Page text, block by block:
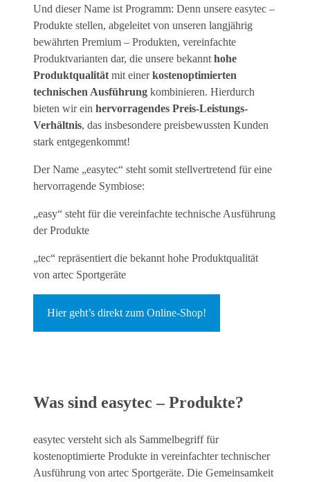
Und dieser Name ist Programm: Denn unsere easytec –
Produkte stellen, abgeleitet von unseren langjährig
bewährten Premium – Produkten, vereinfachte
Produktvarianten dar, die unsere bekannt hohe
Produktqualität mit einerkostenoptimierten
technischen Ausführung kombinieren. Hierdurch
bieten wir ein hervorragendes Preis-Leistungs-
Verhältnis, das insbesondere preisbewussten Kunden
stark entgegenkommt!
Der Name „easytec“ steht somit stellvertretend für eine
hervorragende Symbiose:
„easy“ steht für die vereinfachte technische Ausführung
der Produkte
„tec“ repräsentiert die bekannt hohe Produktqualität
von artec Sportgeräte
Hier geht’s direkt zum Online-Shop!
Was sind easytec – Produkte?
easytec versteht sich als Sammelbegriff für
kostenoptimierte Produkte in vereinfachter technischer
Ausführung von artec Sportgeräte. Die Gemeinsamkeit